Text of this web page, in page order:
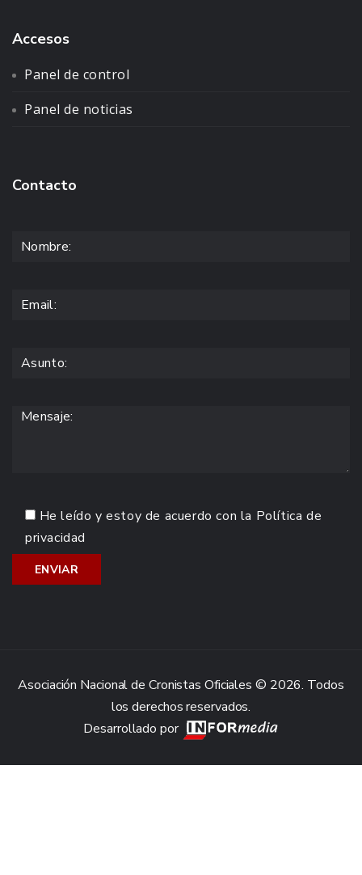
Accesos
Panel de control
Panel de noticias
Contacto
He leído y estoy de acuerdo con la Política de
privacidad
Asociación Nacional de Cronistas Oficiales © 2026. Todos
los derechos reservados.
Desarrollado por